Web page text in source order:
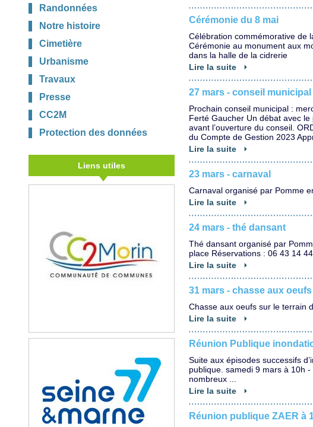
Randonnées
Notre histoire
Cimetière
Urbanisme
Travaux
Presse
CC2M
Protection des données
Liens utiles
Cérémonie du 8 mai
Célébration commémorative de
Cérémonie au monument aux
dans la halle de la cidrerie
Lire la suite
27 mars - conseil municipal
Prochain conseil municipal :
Ferté Gaucher Un débat avec
avant l’ouverture du conseil.
du Compte de Gestion 2023
Lire la suite
23 mars - carnaval
Carnaval organisé par Pomme
Lire la suite
24 mars - thé dansant
Thé dansant organisé par
place Réservations : 06 43 14
Lire la suite
31 mars - chasse aux oeufs
Chasse aux oeufs sur le terrain
Lire la suite
Réunion Publique
Suite aux épisodes successifs
publique. samedi 9 mars à 10h
nombreux ...
Lire la suite
Réunion publique ZAER à